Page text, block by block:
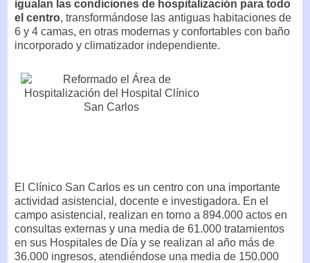
igualan las condiciones de hospitalización para todo
el centro, transformándose las antiguas habitaciones de
6 y 4 camas, en otras modernas y confortables con baño
incorporado y climatizador independiente.
El Clínico San Carlos es un centro con una importante
actividad asistencial, docente e investigadora. En el
campo asistencial, realizan en torno a 894.000 actos en
consultas externas y una media de 61.000 tratamientos
en sus Hospitales de Día y se realizan al año más de
36.000 ingresos, atendiéndose una media de 150.000